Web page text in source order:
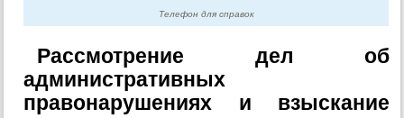
Телефон для справок
Рассмотрение дел об
административных
правонарушениях и взыскание